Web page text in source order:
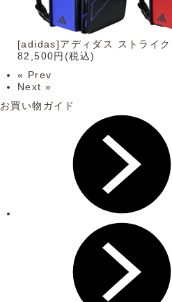
[adidas]アディダス ストライク
82,500円(税込)
« Prev
Next »
お買い物ガイド